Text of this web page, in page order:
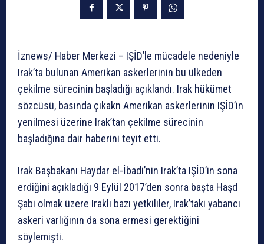
İznews/ Haber Merkezi – IŞİD’le mücadele nedeniyle
Irak’ta bulunan Amerikan askerlerinin bu ülkeden
çekilme sürecinin başladığı açıklandı. Irak hükümet
sözcüsü, basında çıkakn Amerikan askerlerinin IŞİD’in
yenilmesi üzerine Irak’tan çekilme sürecinin
başladığına dair haberini teyit etti.
Irak Başbakanı Haydar el-İbadi’nin Irak’ta IŞİD’in sona
erdiğini açıkladığı 9 Eylül 2017’den sonra başta Haşd
Şabi olmak üzere Iraklı bazı yetkililer, Irak’taki yabancı
askeri varlığının da sona ermesi gerektiğini
söylemişti.